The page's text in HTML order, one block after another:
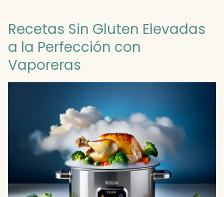
Recetas Sin Gluten Elevadas
a la Perfección con
Vaporeras